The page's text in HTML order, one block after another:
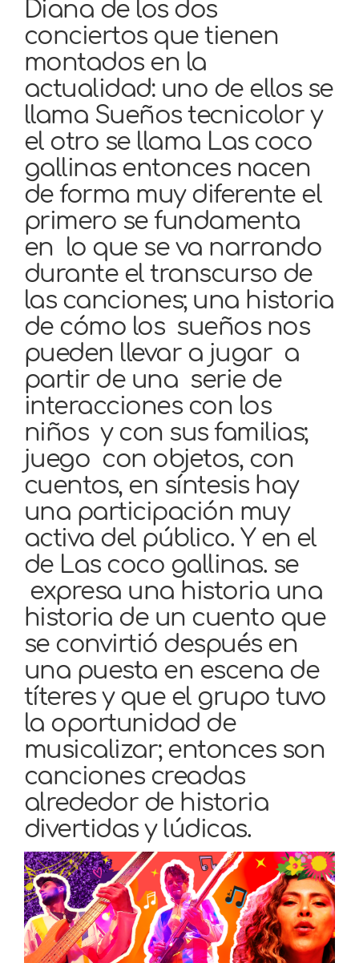
Diana de los dos
conciertos que tienen
montados en la
actualidad: uno de ellos se
llama Sueños tecnicolor y
el otro se llama Las coco
gallinas entonces nacen
de forma muy diferente el
primero se fundamenta
en lo que se va narrando
durante el transcurso de
las canciones; una historia
de cómo los sueños nos
pueden llevar a jugar a
partir de una serie de
interacciones con los
niños y con sus familias;
juego con objetos, con
cuentos, en síntesis hay
una participación muy
activa del público. Y en el
de Las coco gallinas. se
expresa una historia una
historia de un cuento que
se convirtió después en
una puesta en escena de
títeres y que el grupo tuvo
la oportunidad de
musicalizar; entonces son
canciones creadas
alrededor de historia
divertidas y lúdicas.